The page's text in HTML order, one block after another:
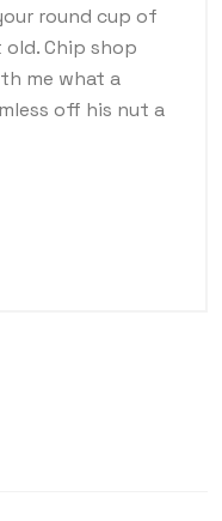
round cup of
Chip shop
me what a
off his nut a